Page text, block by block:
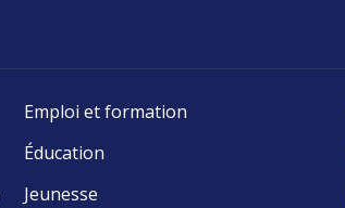
Emploi et formation
Éducation
Jeunesse